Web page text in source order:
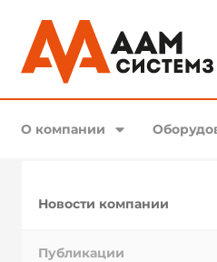
О компании
Новости компании
Публикации